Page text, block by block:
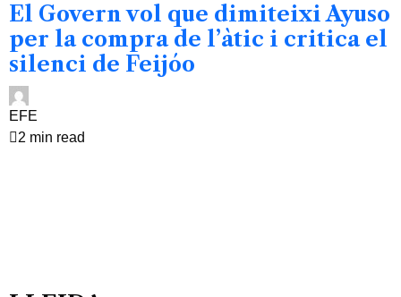
El Govern vol que dimiteixi Ayuso
per la compra de l’àtic i critica el
silenci de Feijóo
EFE
2 min read